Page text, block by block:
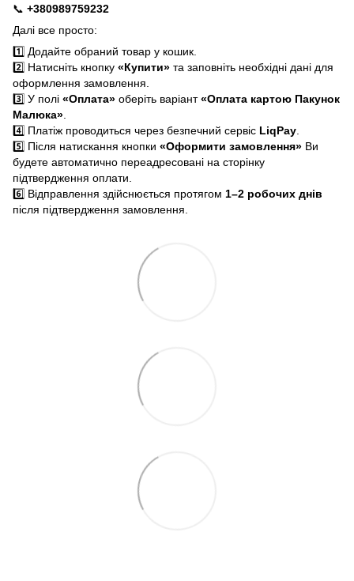
📞 +380989759232
Далі все просто:
1️⃣ Додайте обраний товар у кошик.
2️⃣ Натисніть кнопку «Купити» та заповніть необхідні дані для
оформлення замовлення.
3️⃣ У полі «Оплата» оберіть варіант«Оплата картою Пакунок
Малюка»
4️⃣ Платіж проводиться через безпечний сервіс LiqPay
5️⃣ Після натискання кнопки «Оформити замовлення» Ви
будете автоматично переадресовані на сторінку
підтвердження оплати.
6️⃣ Відправлення здійснюється протягом 1–2 робочих днів
після підтвердження замовлення.